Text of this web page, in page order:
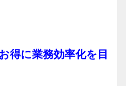
得に業務効率化を目